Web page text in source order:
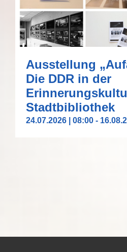
Ausstellung
Die DDR in der
Stadtbibliothek
24.07.2026 | 08:00 -